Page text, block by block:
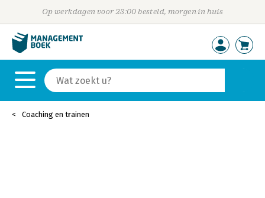
Op werkdagen voor 23:00 besteld, morgen in huis
Coaching en trainen